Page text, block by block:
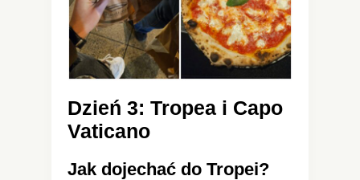
Dzień 3: Tropea i Capo
Vaticano
Jak dojechać do Tropei?